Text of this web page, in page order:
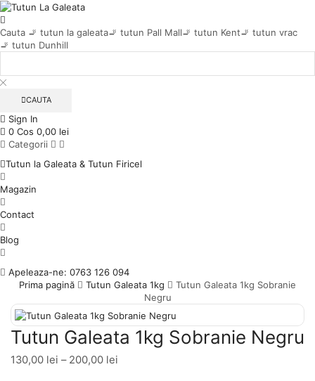
Cauta 🚬 tutun la galeata🚬 tutun Pall Mall🚬 tutun Kent🚬 tutun vrac
🚬 tutun Dunhill
CAUTA
Sign In
0 Cos 0,00 lei
Categorii
Tutun la Galeata & Tutun Firicel
Magazin
Contact
Blog
Apeleaza-ne: 0763 126 094
Prima pagină
Tutun Galeata 1kg
Tutun Galeata 1kg Sobranie
Negru
Tutun Galeata 1kg Sobranie Negru
130,00 lei – 200,00 lei